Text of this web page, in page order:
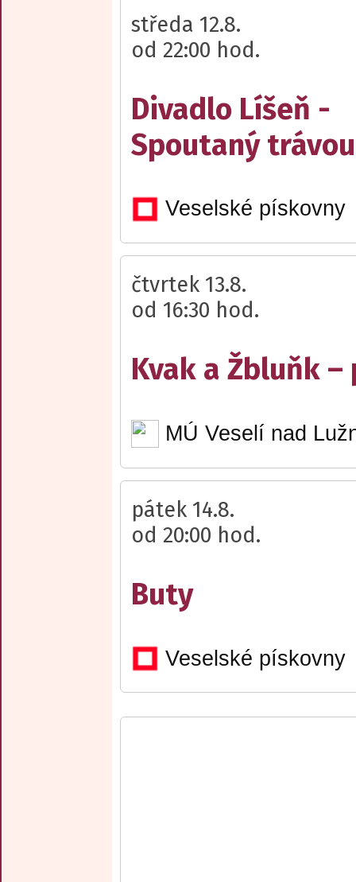
středa 12.8.
od 22:00 hod.
Divadlo Líšeň -
Spoutaný trávou
Veselské pískovny
čtvrtek 13.8.
od 16:30 hod.
Kvak a Žbluňk –
MÚ Veselí nad
pátek 14.8.
od 20:00 hod.
Buty
Veselské pískovny